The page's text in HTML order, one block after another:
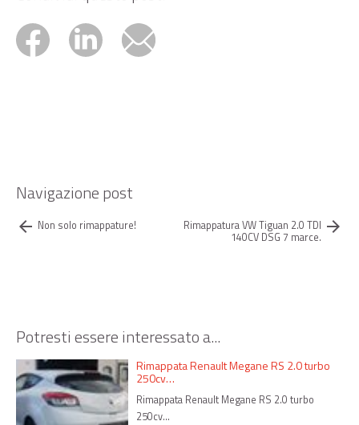
Navigazione post
arrow_back Non solo rimappature! Rimappatura VW Tiguan 2.0 TDI
140CV DSG 7 marce.
arrow_forward
Potresti essere interessato a...
Rimappata Renault Megane RS 2.0 turbo
250cv…
Rimappata Renault Megane RS 2.0 turbo
250cv…